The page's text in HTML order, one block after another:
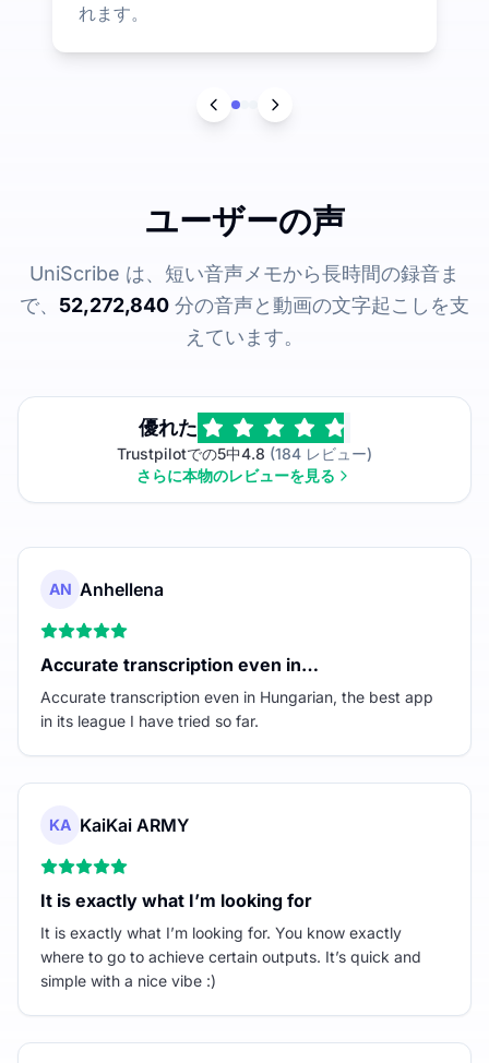
れます。
ユーザーの声
UniScribe は、短い音声メモから長時間の録音ま
で、 52,272,840 分の音声と動画の文字起こしを支
えています。
優れた
Trustpilotでの5中4.8 (184 レビュー)
さらに本物のレビューを見る
AN Anhellena
Accurate transcription even in…
Accurate transcription even in Hungarian, the best app
in its league I have tried so far.
KA KaiKai ARMY
It is exactly what I’m looking for
It is exactly what I’m looking for. You know exactly
where to go to achieve certain outputs. It’s quick and
simple with a nice vibe :)